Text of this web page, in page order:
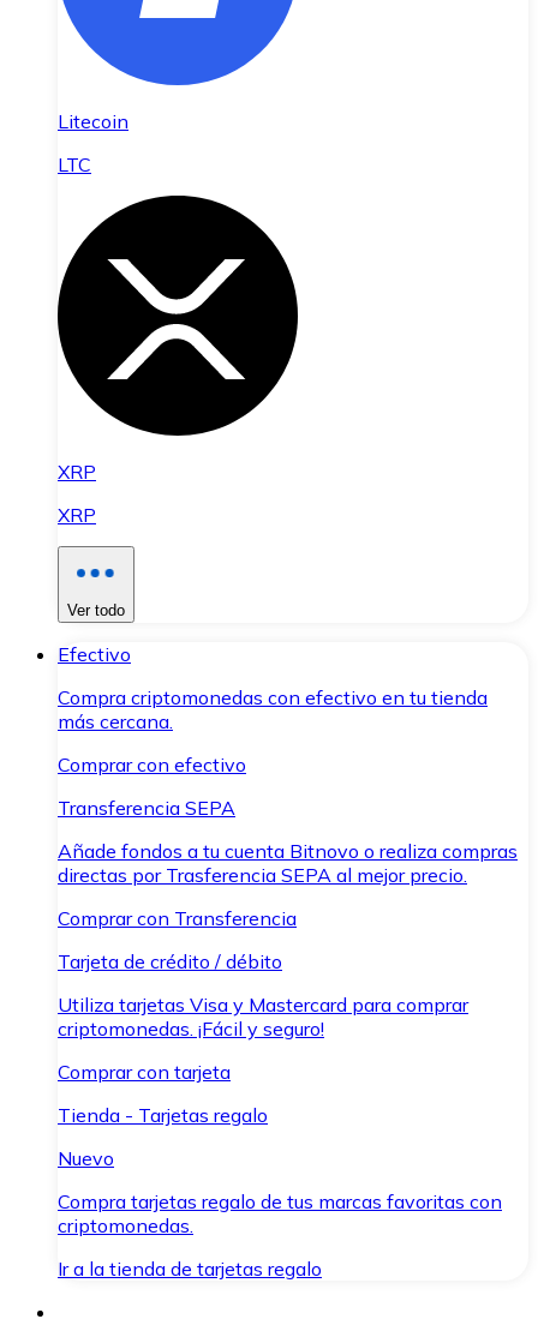
Litecoin
LTC
XRP
XRP
Ver todo
Efectivo
Compra criptomonedas con efectivo en tu tienda
más cercana.
Comprar con efectivo
Transferencia SEPA
Añade fondos a tu cuenta Bitnovo o realiza compras
directas por Trasferencia SEPA al mejor precio.
Comprar con Transferencia
Tarjeta de crédito / débito
Utiliza tarjetas Visa y Mastercard para comprar
criptomonedas. ¡Fácil y seguro!
Comprar con tarjeta
Tienda - Tarjetas regalo
Nuevo
Compra tarjetas regalo de tus marcas favoritas con
criptomonedas.
Ir a la tienda de tarjetas regalo